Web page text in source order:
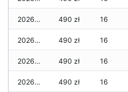
2026-03-05 490 zł 16
2026-03-04 490 zł 16
2026-03-03 490 zł 16
2026-03-02 490 zł 16